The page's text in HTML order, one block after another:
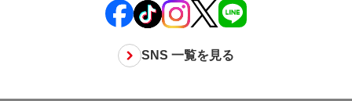
SNS 一覧を見る